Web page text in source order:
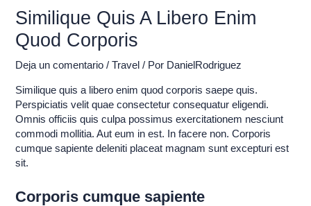
Similique Quis A Libero Enim
Quod Corporis
Deja un comentario /Travel / Por DanielRodriguez
Similique quis a libero enim quod corporis saepe quis.
Perspiciatis velit quae consectetur consequatur eligendi.
Omnis officiis quis culpa possimus exercitationem nesciunt
commodi mollitia. Aut eum in est. In facere non. Corporis
cumque sapiente deleniti placeat magnam sunt excepturi est
sit.
Corporis cumque sapiente